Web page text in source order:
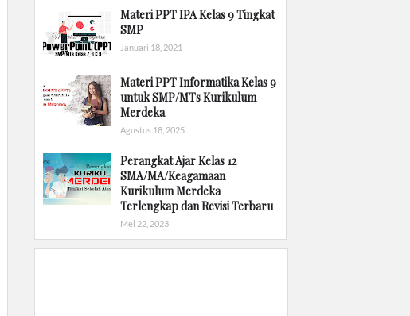
Materi PPT IPA Kelas 9 Tingkat
SMP
Januari 18, 2021
Materi PPT Informatika Kelas 9
untuk SMP/MTs Kurikulum
Merdeka
Agustus 18, 2025
Perangkat Ajar Kelas 12
SMA/MA/Keagamaan
Kurikulum Merdeka
Terlengkap dan Revisi Terbaru
Mei 22, 2023